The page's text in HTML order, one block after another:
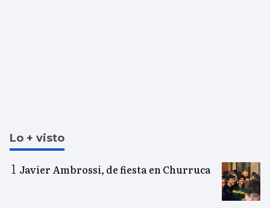
Lo + visto
Javier Ambrossi, de fiesta en Churruca